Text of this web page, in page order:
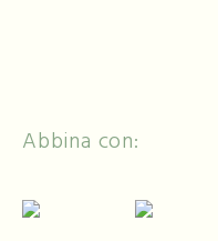
Abbina con: